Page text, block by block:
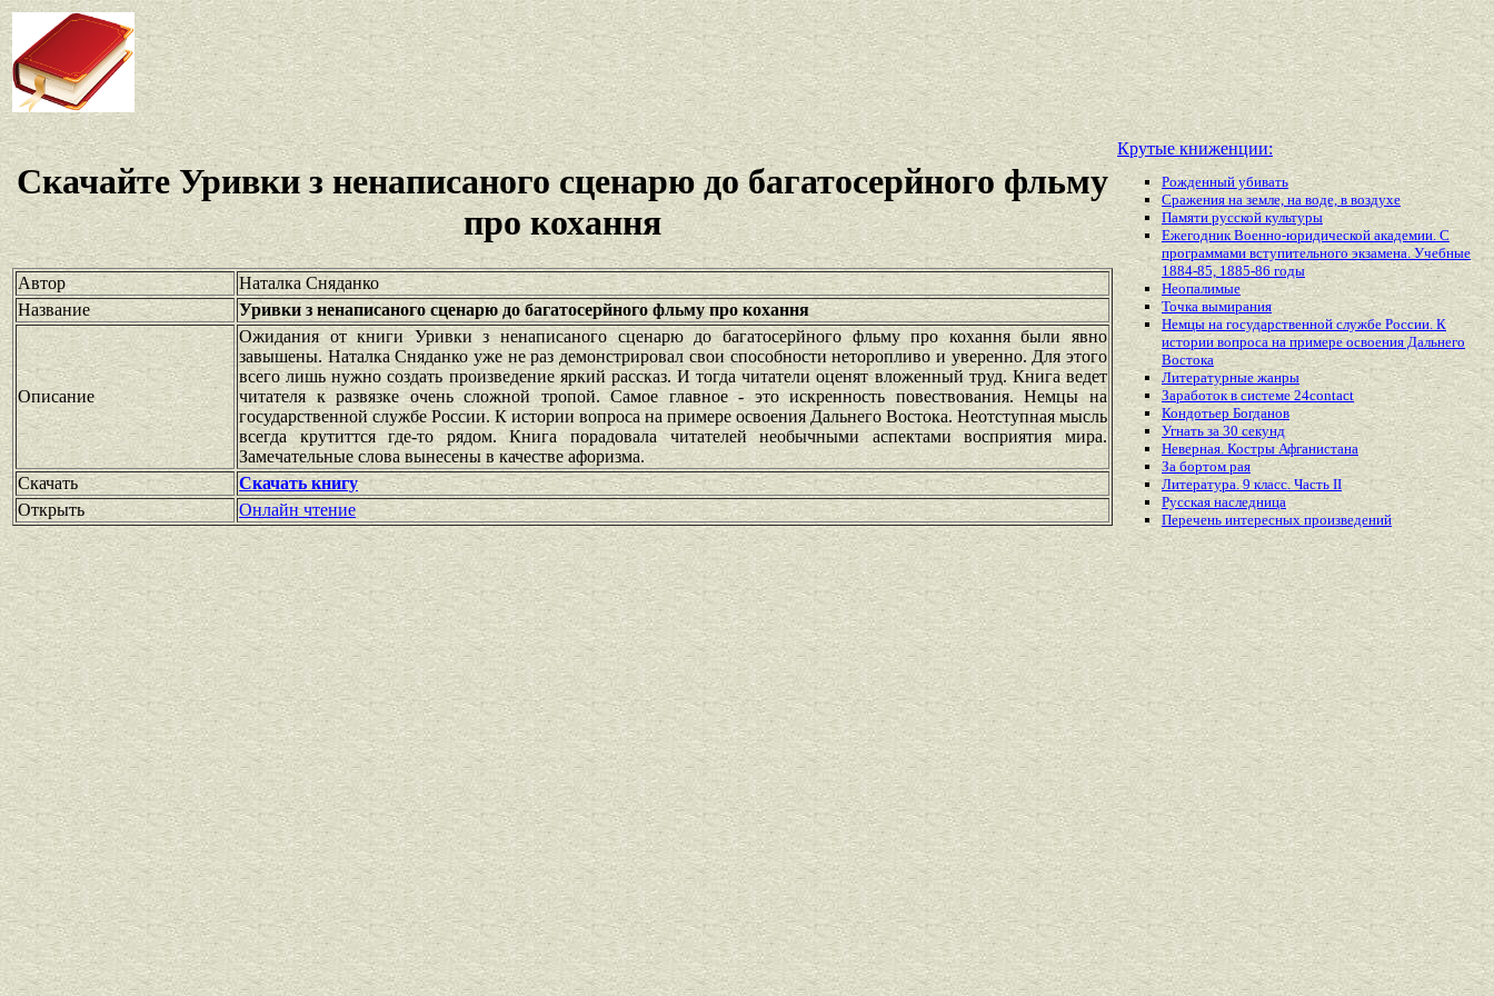
Скачайте Уривки з ненаписаного сценарю до багатосерйного фльму
про кохання
Автор
Наталка Сняданко
Название
Уривки з ненаписаного сценарю до багатосерйного фльму про кохання
Описание
Ожидания от книги Уривки з ненаписаного сценарю до багатосерйного фльму про кохання были явно
завышены. Наталка Сняданко уже не раз демонстрировал свои способности неторопливо и уверенно. Для этого
всего лишь нужно создать произведение яркий рассказ. И тогда читатели оценят вложенный труд. Книга ведет
читателя к развязке очень сложной тропой. Самое главное - это искренность повествования. Немцы на
государственной службе России. К истории вопроса на примере освоения Дальнего Востока. Неотступная мысль
всегда крутиттся где-то рядом. Книга порадовала читателей необычными аспектами восприятия мира.
Замечательные слова вынесены в качестве афоризма.
Скачать
Скачать книгу
Открыть
Онлайн чтение
Крутые книженции:
Рожденный убивать
Сражения на земле, на воде, в воздухе
Памяти русской культуры
Ежегодник Военно-юридической академии. С
программами вступительного экзамена. Учебные
1884-85, 1885-86 годы
Неопалимые
Точка вымирания
Немцы на государственной службе России. К
истории вопроса на примере освоения Дальнего
Востока
Литературные жанры
Заработок в системе 24contact
Кондотьер Богданов
Угнать за 30 секунд
Неверная. Костры Афганистана
За бортом рая
Литература. 9 класс. Часть II
Русская наследница
Перечень интересныхпроизведений